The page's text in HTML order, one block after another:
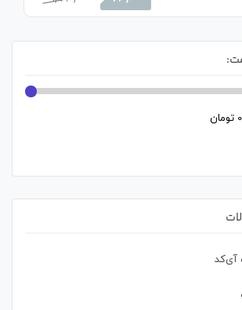
اصلی
فعلی
0 تومان
آی‌کد